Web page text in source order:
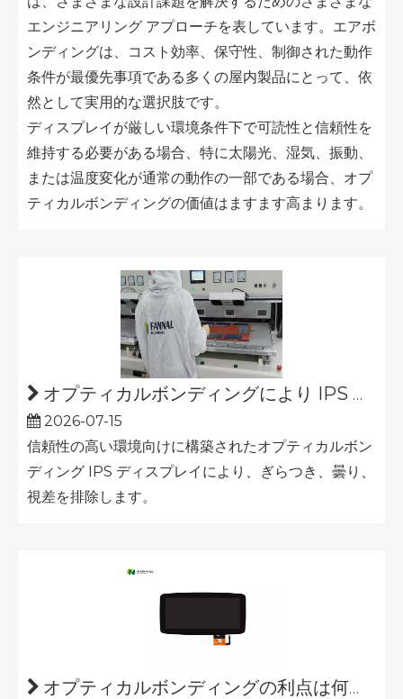
エンジニアリング アプローチを表しています。エアボ
ンディングは、コスト効率、保守性、制御された動作
条件が最優先事項である多くの屋内製品にとって、依
然として実用的な選択肢です。
ディスプレイが厳し​​い環境条件下で可読性と信頼性を
維持する必要がある場合、特に太陽光、湿気、振動、
または温度変化が通常の動作の一部である場合、オプ
ティカルボンディングの価値はますます高まります。
オプティカルボンディングにより IPS ディスプレイの可読性と耐久性がどのように向上するか
2026-07-15
信頼性の高い環境向けに構築されたオプティカルボン
ディング IPS ディスプレイにより、ぎらつき、曇り、
視差を排除します。
オプティカルボンディングの利点は何ですか?